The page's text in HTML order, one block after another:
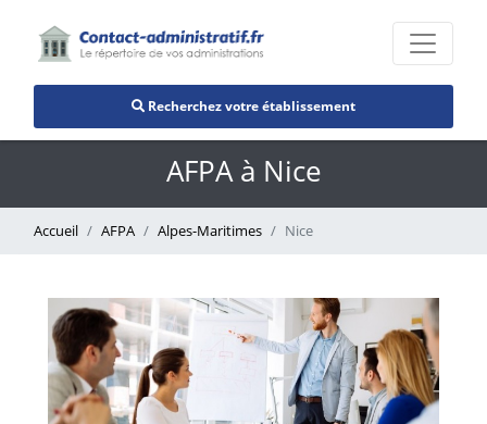
Recherchez votre établissement
AFPA à Nice
Accueil AFPA Alpes-Maritimes Nice